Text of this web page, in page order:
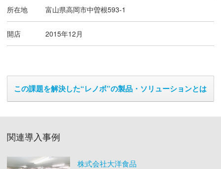
所在地 富山県高岡市中曽根593-1
開店 2015年12月
この課題を解決した“レノボ”の製品・ソリューションとは
関連導入事例
株式会社大洋食品